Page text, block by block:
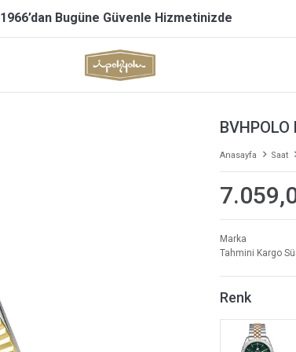
1966’dan Bugüne Güvenle Hizmetinizde
Anasayfa Saat
Marka
Tahmini Kargo
Renk